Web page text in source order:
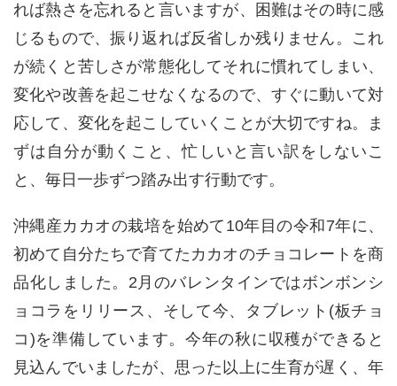
れば熱さを忘れると言いますが、困難はその時に感
じるもので、振り返れば反省しか残りません。これ
が続くと苦しさが常態化してそれに慣れてしまい、
変化や改善を起こせなくなるので、すぐに動いて対
応して、変化を起こしていくことが大切ですね。ま
ずは自分が動くこと、忙しいと言い訳をしないこ
と、毎日一歩ずつ踏み出す行動です。
沖縄産カカオの栽培を始めて 10年目の令和 7年に、
初めて自分たちで育てたカカオのチョコレートを商
品化しました。 2 月のバレンタインではボンボンシ
ョコラをリリース、そして今、タブレット (板チョ
コ )を準備しています。今年の秋に収穫ができると
見込んでいましたが、思った以上に生育が遅く、年